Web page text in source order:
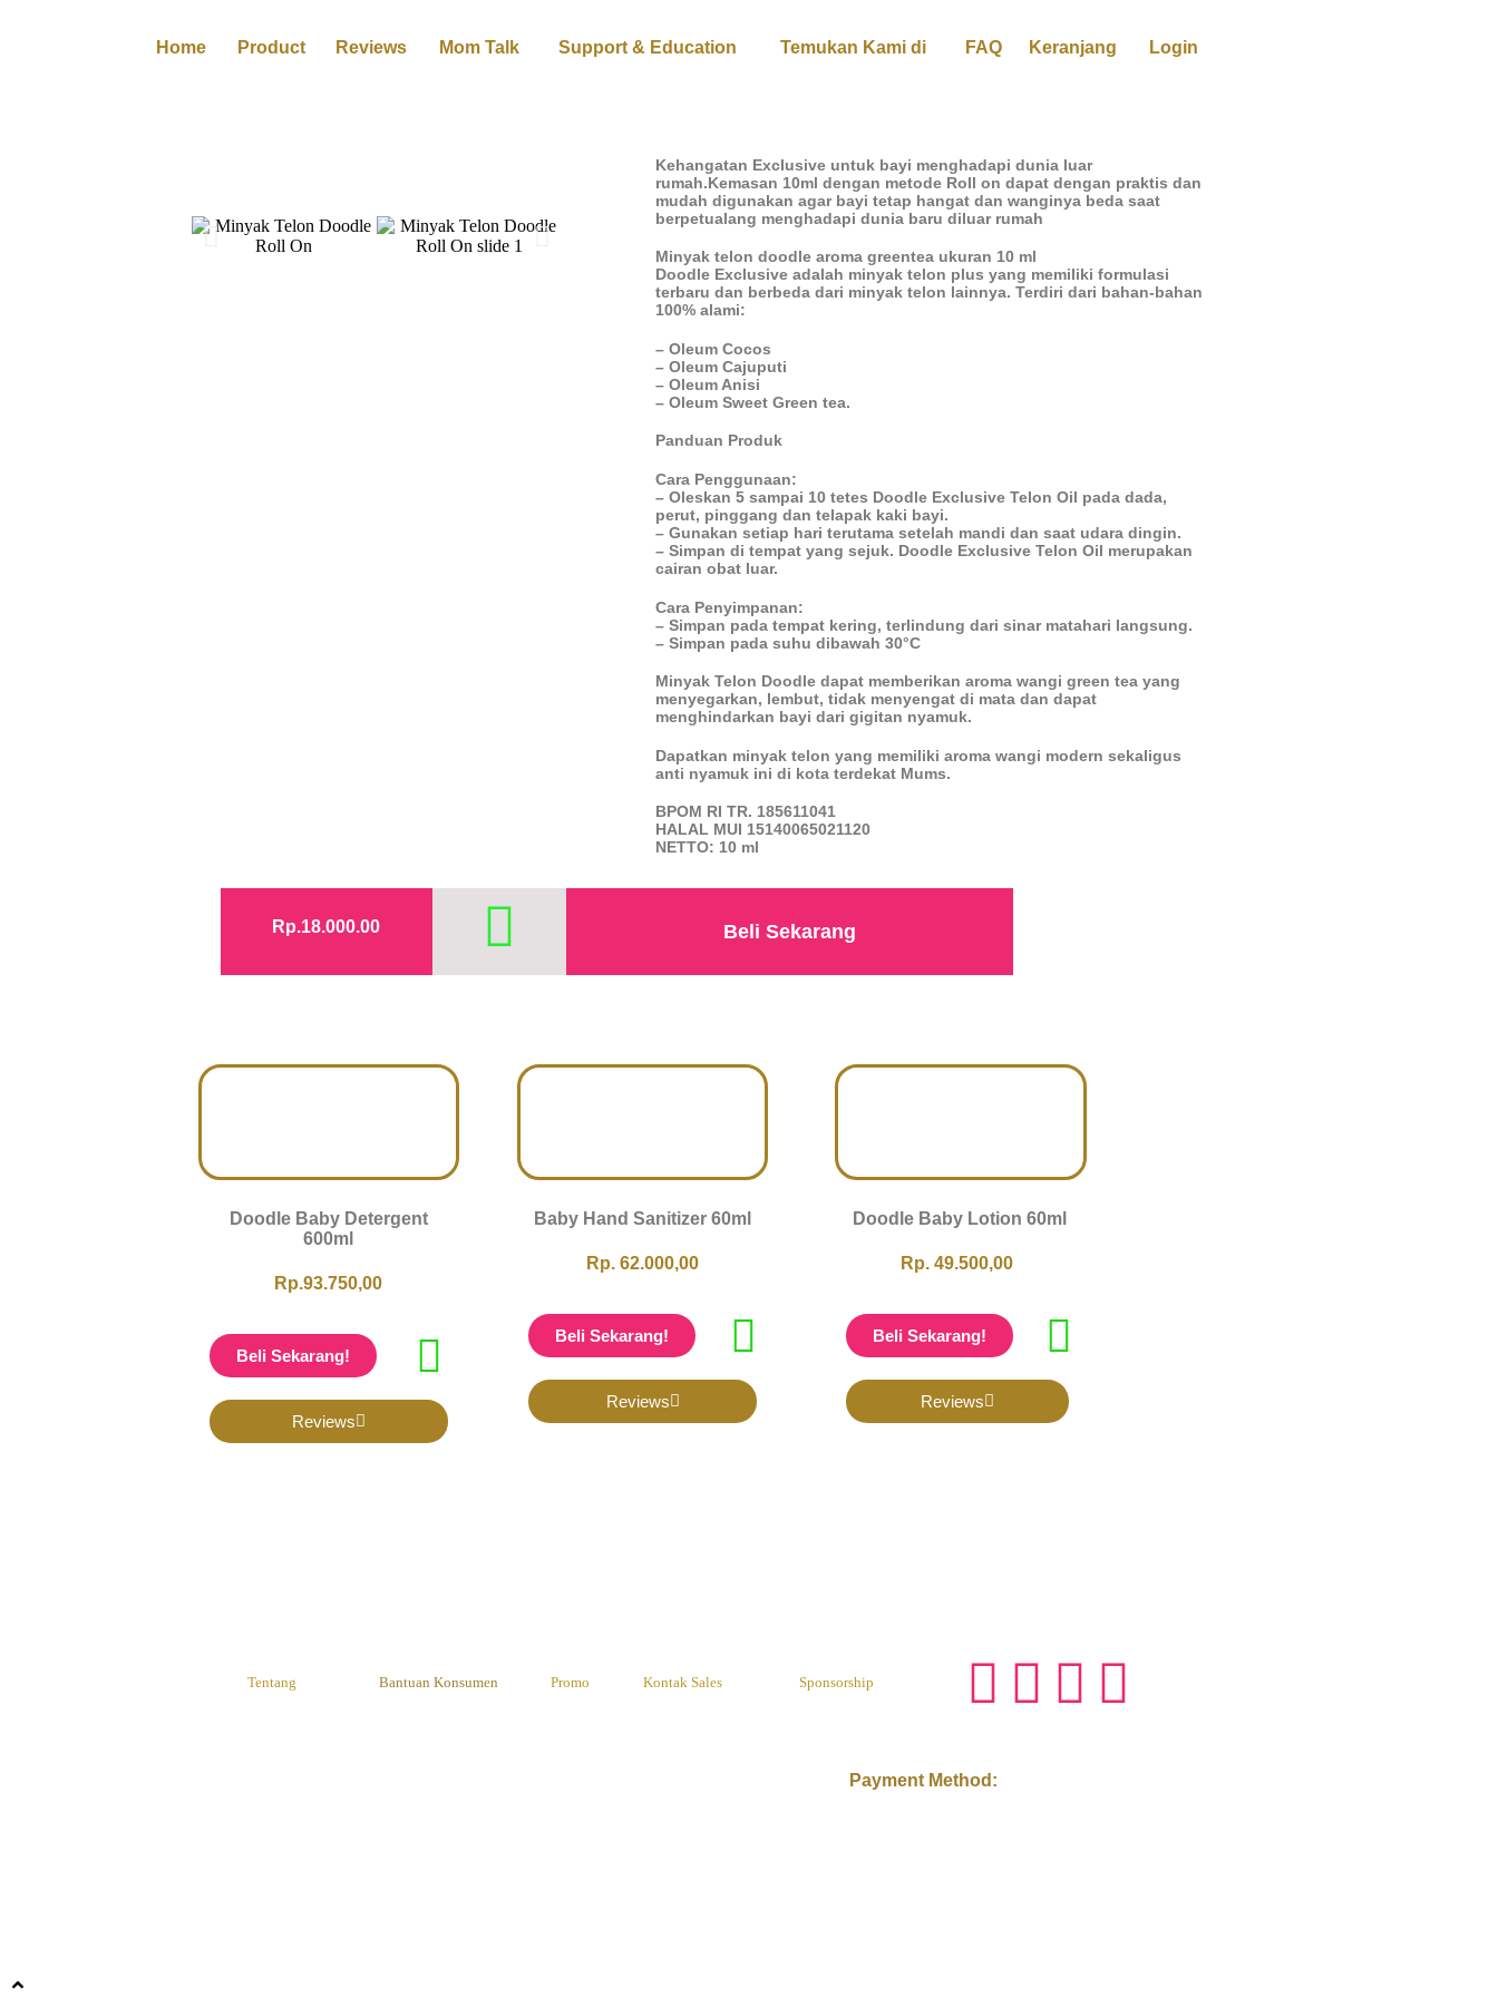
Home Product Reviews Mom Talk Support & Education Temukan Kami di FAQ Keranjang Login
Kehangatan Exclusive untuk bayi menghadapi dunia luar
rumah.Kemasan 10ml dengan metode Roll on dapat dengan praktis dan
mudah digunakan agar bayi tetap hangat dan wanginya beda saat
berpetualang menghadapi dunia baru diluar rumah
Minyak telon doodle aroma greentea ukuran 10 ml
Doodle Exclusive adalah minyak telon plus yang memiliki formulasi
terbaru dan berbeda dari minyak telon lainnya. Terdiri dari bahan-bahan
100% alami:
– Oleum Cocos
– Oleum Cajuputi
– Oleum Anisi
– Oleum Sweet Green tea.
Panduan Produk
Cara Penggunaan:
– Oleskan 5 sampai 10 tetes Doodle Exclusive Telon Oil pada dada,
perut, pinggang dan telapak kaki bayi.
– Gunakan setiap hari terutama setelah mandi dan saat udara dingin.
– Simpan di tempat yang sejuk. Doodle Exclusive Telon Oil merupakan
cairan obat luar.
Cara Penyimpanan:
– Simpan pada tempat kering, terlindung dari sinar matahari langsung.
– Simpan pada suhu dibawah 30°C
Minyak Telon Doodle dapat memberikan aroma wangi green tea yang
menyegarkan, lembut, tidak menyengat di mata dan dapat
menghindarkan bayi dari gigitan nyamuk.
Dapatkan minyak telon yang memiliki aroma wangi modern sekaligus
anti nyamuk ini di kota terdekat Mums.
BPOM RI TR. 185611041
HALAL MUI 15140065021120
NETTO: 10 ml
Rp.18.000.00 Beli Sekarang
Doodle Baby Detergent
600ml
Rp.93.750,00
Beli Sekarang!
Reviews
Baby Hand Sanitizer 60ml
Rp. 62.000,00
Beli Sekarang!
Reviews
Doodle Baby Lotion 60ml
Rp. 49.500,00
Beli Sekarang!
Reviews
Tentang Bantuan Konsumen Promo Kontak Sales Sponsorship
Payment Method: